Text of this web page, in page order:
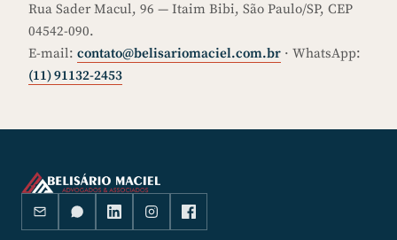
Rua Sader Macul, 96 — Itaim Bibi, São Paulo/SP, CEP
04542-090.
E-mail: contato@belisariomaciel.com.br · WhatsApp:
(11) 91132-2453